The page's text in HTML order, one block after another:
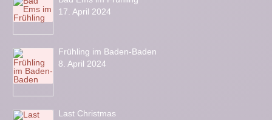
17. April 2024
Frühling im Baden-Baden
8. April 2024
Last Christmas